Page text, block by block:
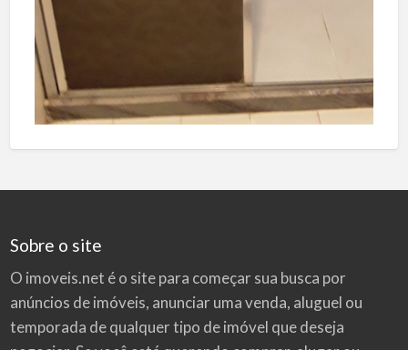
Sobre o site
O imoveis.net é o site para começar sua busca por
anúncios de imóveis, anunciar uma venda, aluguel ou
temporada de qualquer tipo de imóvel que deseja